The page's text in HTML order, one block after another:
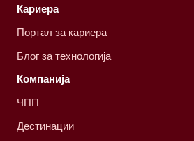
Кариера
Портал за кариера
Блог за технологија
Компанија
ЧПП
Дестинации